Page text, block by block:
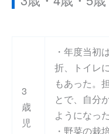
3
歳
児
・年度当初
折、トイレ
もあった。
とで、自分
ようになった
・野菜の栽